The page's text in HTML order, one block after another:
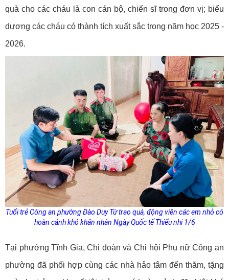
quà cho các cháu là con cán bộ, chiến sĩ trong đơn vị; biểu
dương các cháu có thành tích xuất sắc trong năm học 2025 -
2026.
Tuổi trẻ Công an phường Đào Duy Từ trao quà, động viên các em nhỏ có
hoàn cảnh khó khăn nhân Ngày Quốc tế Thiếu nhi 1/6
Tại phường Tĩnh Gia, Chi đoàn và Chi hội Phụ nữ Công an
phường đã phối hợp cùng các nhà hảo tâm đến thăm, tặng